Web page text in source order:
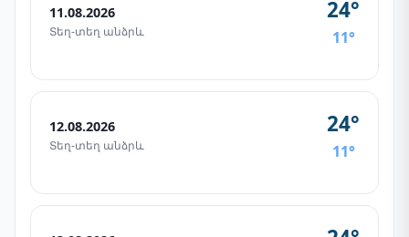
11.08.2026
Տեղ-տեղ անձրև
24°
11°
12.08.2026
Տեղ-տեղ անձրև
24°
11°